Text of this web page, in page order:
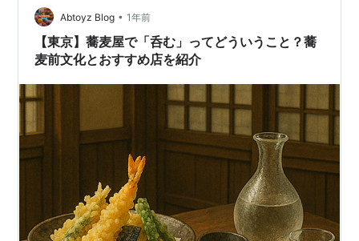
Abtoyz Blog • 1年前
【東京】蕎麦屋で「呑む」ってどういうこと？蕎
麦前文化とおすすめ店を紹介